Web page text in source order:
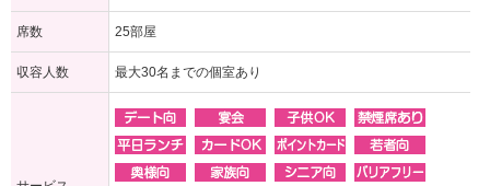
席数 25部屋
収容人数 最大30名までの個室あり